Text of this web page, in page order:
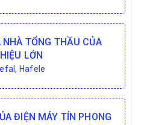
TỔNG THẦU CỦA
LỚN
Hafele
ĐIỆN MÁY TÍN PHONG